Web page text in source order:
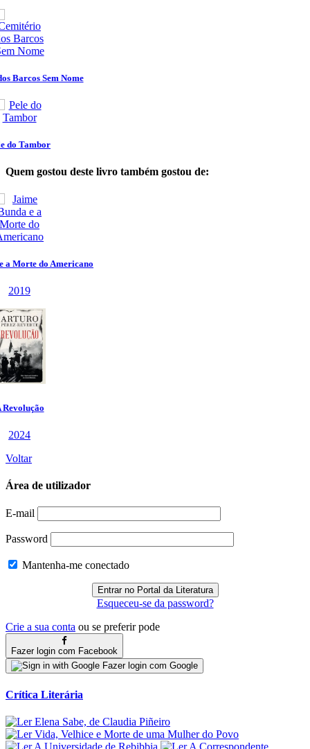
Quem gostou deste livro também gostou de:
Voltar
Área de utilizador
E-mail
Password
Mantenha-me conectado
Esqueceu-se da password?
Crie a sua conta ou se preferir pode
Fazer login com Facebook
Fazer login com Google
Crítica Literária